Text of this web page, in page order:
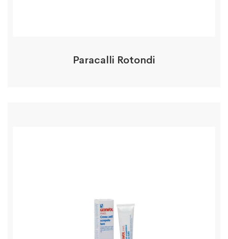
Paracalli Rotondi